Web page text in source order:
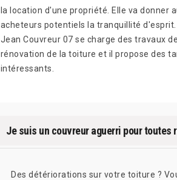
la location d'une propriété. Elle va donner
acheteurs potentiels la tranquillité
Jean Couvreur 07 se charge des travaux de
rénovation de la toiture et il propose des
intéressants.
Je suis un couvreur aguerri pour
Des détériorations sur votre toiture ?